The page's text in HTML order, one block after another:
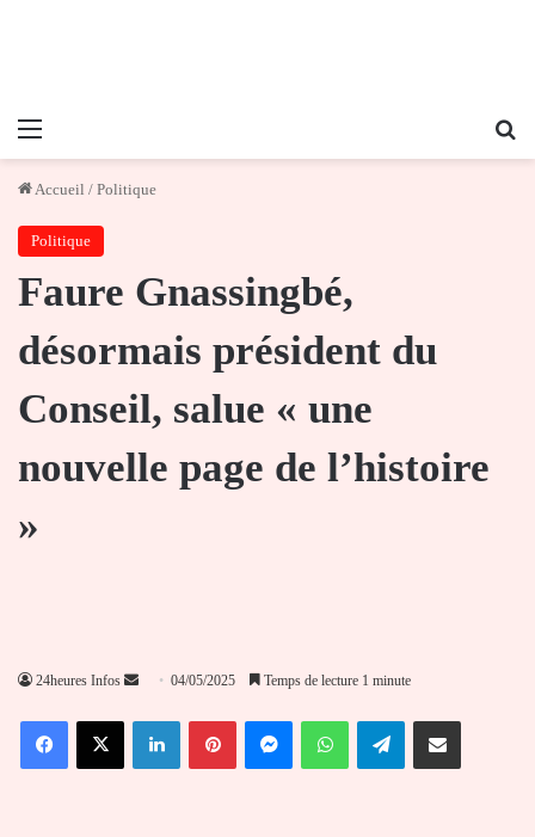
Menu
Accueil / Politique
Politique
Faure Gnassingbé,
désormais président du
Conseil, salue « une
nouvelle page de l’histoire
»
24heures Infos
Envoyer
courriel
04/05/2025 Temps de lecture 1 minute
FacebookX LinkedinPinterestMessengerWhatsAppTelegramPartager par email